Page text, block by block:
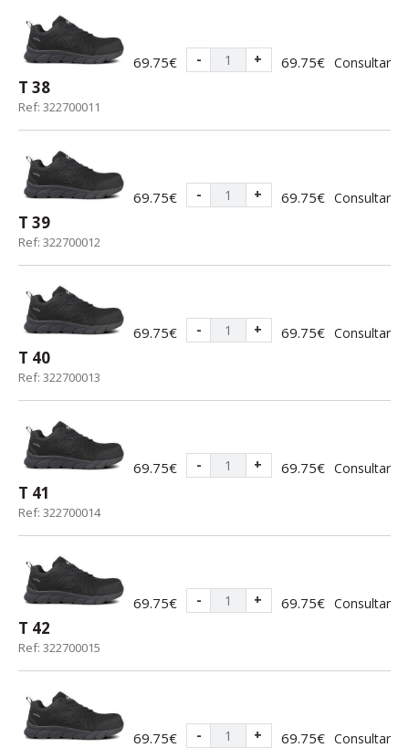
T 38
Ref: 322700011
69.75€ - + 69.75€ Consultar
T 39
Ref: 322700012
69.75€ - + 69.75€ Consultar
T 40
Ref: 322700013
69.75€ - + 69.75€ Consultar
T 41
Ref: 322700014
69.75€ - + 69.75€ Consultar
T 42
Ref: 322700015
69.75€ - + 69.75€ Consultar
69.75€ - + 69.75€ Consultar